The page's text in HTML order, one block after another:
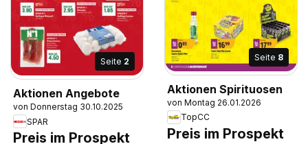
Seite 2
Aktionen Angebote
von Donnerstag 30.10.2025
SPAR
Preis im Prospekt
Seite 8
Aktionen Spirituosen
von Montag 26.01.2026
TopCC
Preis im Prospekt